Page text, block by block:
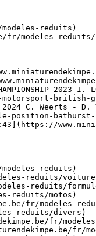
reduits)
fr/modeles-reduits/
CHAMPIONSHIP
motorsport-
2024 C.
position-
reduits)